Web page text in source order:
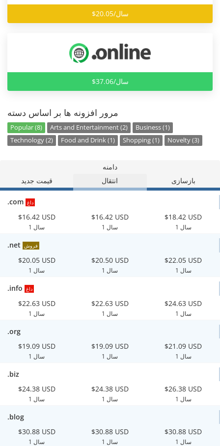
$20.05/سال
$37.06/سال
مرور افزونه ها بر اساس دسته
Popular (8) Arts and Entertainment (2)
Business (1)
Technology (2)
Food and Drink (1) Shopping (1) Novelty (3)
دامنه
قیمت جدید
انتقال بازسازی
.com داغ
$16.42 USD
1 سال
$16.42 USD
1 سال
$18.42 USD
1 سال
.net فروش
$20.05 USD
1 سال
$20.50 USD
1 سال
$22.05 USD
1 سال
.info داغ
$22.63 USD
1 سال
$22.63 USD
1 سال
$24.63 USD
1 سال
.org
$19.09 USD
1 سال
$19.09 USD
1 سال
$21.09 USD
1 سال
.biz
$24.38 USD
1 سال
$24.38 USD
1 سال
$26.38 USD
1 سال
.blog
$30.88 USD
1 سال
$30.88 USD
1 سال
$30.88 USD
1 سال